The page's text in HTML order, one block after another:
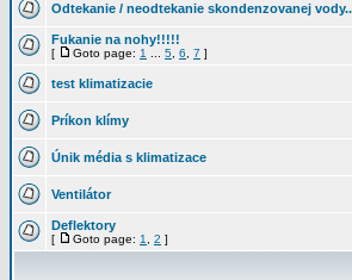
Odtekanie / neodtekanie skondenzovanej
Fukanie na nohy!!!!!
[ Goto page: 1 5 6 7 ]
test klimatizacie
Príkon klímy
Únik média s klimatizace
Ventilátor
Deflektory
[ Goto page: 1 2 ]